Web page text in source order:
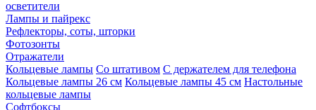
осветители
Лампы и пайрекс
Рефлекторы, соты, шторки
Фотозонты
Отражатели
Кольцевые лампы Со штативом С держателем для телефона
Кольцевые лампы 26 см Кольцевые лампы 45 см Настольные
кольцевые лампы
Софтбоксы